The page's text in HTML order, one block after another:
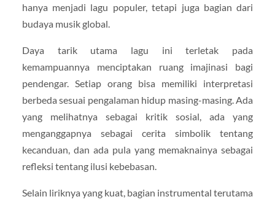
hanya menjadi lagu populer, tetapi juga bagian dari
budaya musik global.
Daya tarik utama lagu ini terletak pada
kemampuannya menciptakan ruang imajinasi bagi
pendengar. Setiap orang bisa memiliki interpretasi
berbeda sesuai pengalaman hidup masing-masing. Ada
yang melihatnya sebagai kritik sosial, ada yang
menganggapnya sebagai cerita simbolik tentang
kecanduan, dan ada pula yang memaknainya sebagai
refleksi tentang ilusi kebebasan.
Selain liriknya yang kuat, bagian instrumental terutama